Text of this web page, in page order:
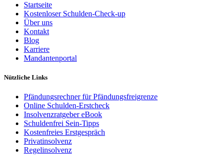
Startseite
Kostenloser Schulden-Check-up
Über uns
Kontakt
Blog
Karriere
Mandantenportal
Nützliche Links
Pfändungsrechner für Pfändungsfreigrenze
Online Schulden-Erstcheck
Insolvenzratgeber eBook
Schuldenfrei Sein-Tipps
Kostenfreies Erstgespräch
Privatinsolvenz
Regelinsolvenz